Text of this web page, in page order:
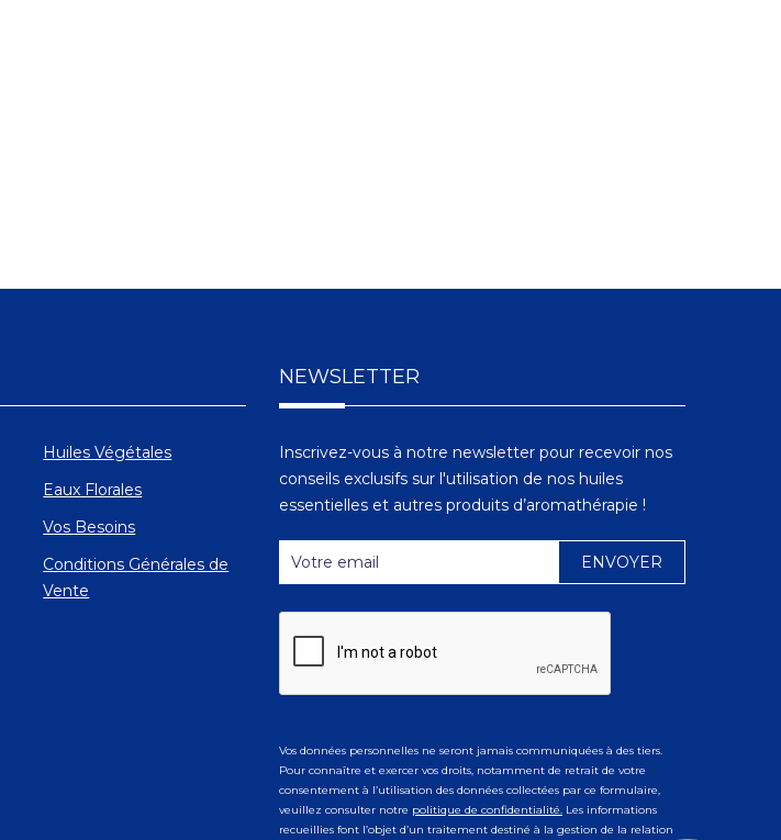
Huiles Végétales
Eaux Florales
Vos Besoins
Conditions Générales de
Vente
NEWSLETTER
Inscrivez-vous à notre newsletter pour recevoir nos
conseils exclusifs sur l'utilisation de nos huiles
essentielles et autres produits d’aromathérapie !
Vos données personnelles ne seront jamais communiquées à des tiers.
Pour connaître et exercer vos droits, notamment de retrait de votre
consentement à l’utilisation des données collectées par ce formulaire,
veuillez consulter notre politique de confidentialité.Les informations
recueillies font l’objet d’un traitement destiné à la gestion de la relation